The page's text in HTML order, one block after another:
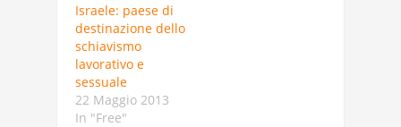
Israele: paese di
destinazione dello
schiavismo
lavorativo e
sessuale
22 Maggio 2013
In "Free"